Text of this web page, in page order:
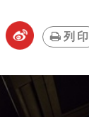
列印